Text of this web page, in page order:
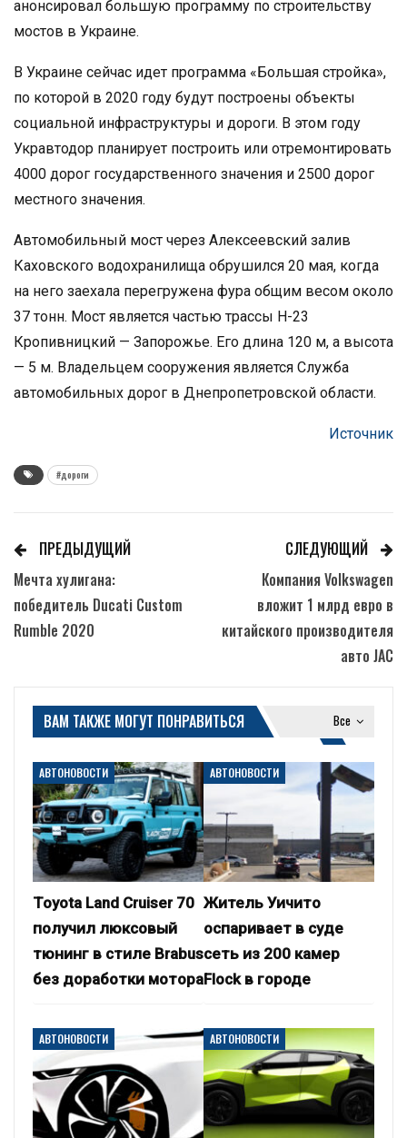
анонсировал большую программу по строительству
мостов в Украине.
В Украине сейчас идет программа «Большая стройка»,
по которой в 2020 году будут построены объекты
социальной инфраструктуры и дороги. В этом году
Укравтодор планирует построить или отремонтировать
4000 дорог государственного значения и 2500 дорог
местного значения.
Автомобильный мост через Алексеевский залив
Каховского водохранилища обрушился 20 мая, когда
на него заехала перегружена фура общим весом около
37 тонн. Мост является частью трассы Н-23
Кропивницкий — Запорожье. Его длина 120 м, а высота
— 5 м. Владельцем сооружения является Служба
автомобильных дорог в Днепропетровской области.
Источник
#дороги
ПРЕДЫДУЩИЙ
Мечта хулигана:
победитель Ducati Custom
Rumble 2020
СЛЕДУЮЩИЙ
Компания Volkswagen
вложит 1 млрд евро в
китайского производителя
авто JAC
Все
ВАМ ТАКЖЕ МОГУТ ПОНРАВИТЬСЯ
АВТОНОВОСТИ
Toyota Land Cruiser 70
получил люксовый
тюнинг в стиле Brabus
без доработки мотора
АВТОНОВОСТИ
Житель Уичито
оспаривает в суде
сеть из 200 камер
Flock в городе
АВТОНОВОСТИ АВТОНОВОСТИ